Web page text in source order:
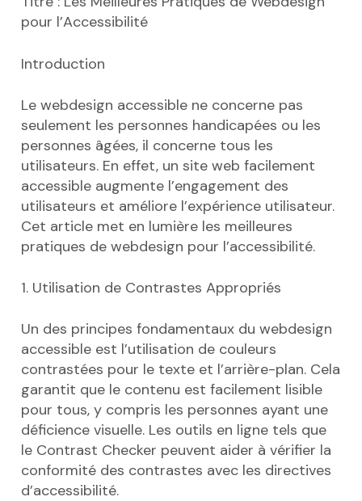
pour l’Accessibilité
Introduction
Le webdesign accessible ne concerne pas
seulement les personnes handicapées ou les
personnes âgées, il concerne tous les
utilisateurs. En effet, un site web facilement
accessible augmente l’engagement des
utilisateurs et améliore l’expérience utilisateur.
Cet article met en lumière les meilleures
pratiques de webdesign pour l’accessibilité.
1. Utilisation de Contrastes Appropriés
Un des principes fondamentaux du webdesign
accessible est l’utilisation de couleurs
contrastées pour le texte et l’arrière-plan. Cela
garantit que le contenu est facilement lisible
pour tous, y compris les personnes ayant une
déficience visuelle. Les outils en ligne tels que
le Contrast Checker peuvent aider à vérifier la
conformité des contrastes avec les directives
d’accessibilité.